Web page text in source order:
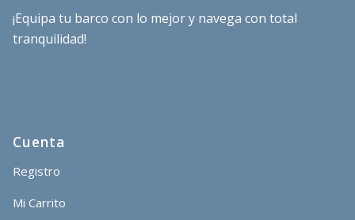
¡Equipa tu barco con lo mejor y navega con total
tranquilidad!
Cuenta
Registro
Mi Carrito